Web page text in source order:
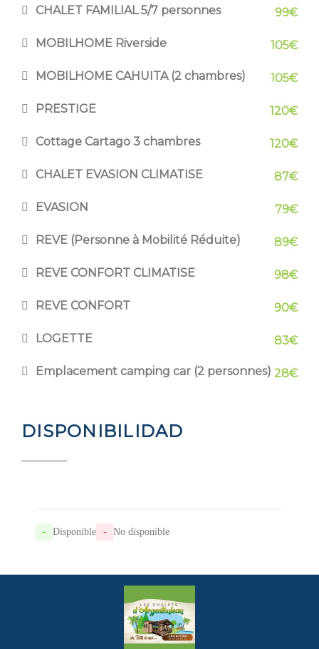
CHALET FAMILIAL 5/7 personnes 99€
MOBILHOME Riverside 105€
MOBILHOME CAHUITA (2 chambres) 105€
PRESTIGE 120€
Cottage Cartago 3 chambres 120€
CHALET EVASION CLIMATISE 87€
EVASION 79€
REVE (Personne à Mobilité Réduite) 89€
REVE CONFORT CLIMATISE 98€
REVE CONFORT 90€
LOGETTE 83€
Emplacement camping car (2 personnes) 28€
DISPONIBILIDAD
- Disponible - No disponible